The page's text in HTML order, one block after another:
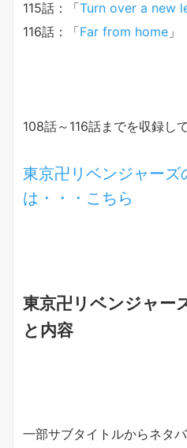
115話：「Turn over a new
116話：「Far from home 」
108話～116話までを収録し
東京卍リベンジャーズ
は・・・こちら
東京卍リベンジャー
と内容
一部サブタイトルからネタ